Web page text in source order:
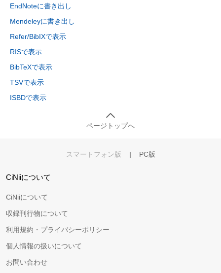
EndNoteに書き出し
Mendeleyに書き出し
Refer/BibIXで表示
RISで表示
BibTeXで表示
TSVで表示
ISBDで表示
ページトップへ
スマートフォン版 | PC版
CiNiiについて
CiNiiについて
収録刊行物について
利用規約・プライバシーポリシー
個人情報の扱いについて
お問い合わせ